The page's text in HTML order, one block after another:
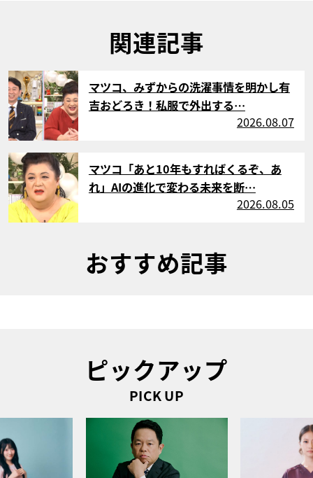
関連記事
サムネイル
マツコ、みずからの洗濯事情を明かし有
吉おどろき！私服で外出する…
2026.08.07
サムネイル
マツコ「あと10年もすればくるぞ、あ
れ」AIの進化で変わる未来を断…
2026.08.05
おすすめ記事
ピックアップ
PICK UP